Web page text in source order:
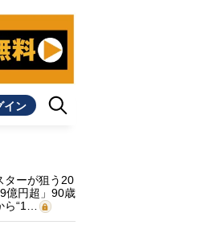
イン
ターが狙う20
億円超」90歳
“1…